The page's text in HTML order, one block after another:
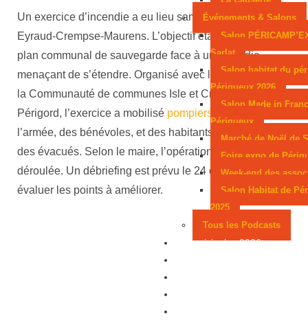
Événements & Salons
Salon
Sarlat
Salon habitat du
Périgueux 2026
Salon Made in
Périgueux
Marché de Noël de
Foire expo de
Week-end des
Salon Habitat de
2025
Tous les Podcasts
Municipales 2026
Un exercice d’incendie a eu lieu samedi 18 octobre à
Eyraud-Crempse-Maurens. L’objectif était de tester le
plan communal de sauvegarde face à un incendie
menaçant de s’étendre. Organisé avec la préfecture et
la Communauté de communes Isle et Crempse en
Périgord, l’exercice a mobilisé pompiers
l’armée, des bénévoles, et des habitants ont joué le rôle
des évacués. Selon le maire, l’opération s’est bien
déroulée. Un débriefing est prévu le 24 octobre pour
évaluer les points à améliorer.